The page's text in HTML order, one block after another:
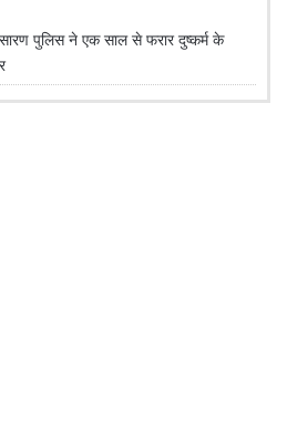
पुलिस ने एक साल से फरार दुष्कर्म के